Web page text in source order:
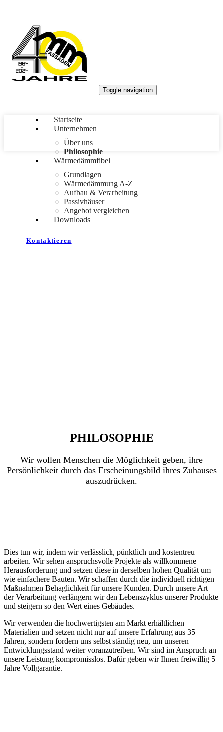
Toggle navigation
Startseite
Unternehmen
Über uns
Philosophie
Wärmedämmfibel
Grundlagen
Wärmedämmung A-Z
Aufbau & Verarbeitung
Passivhäuser
Angebot vergleichen
Downloads
Kontaktieren
PHILOSOPHIE
Wir wollen Menschen die Möglichkeit geben, ihre
Persönlichkeit durch das Erscheinungsbild ihres Zuhauses
auszudrücken.
Dies tun wir, indem wir verlässlich, pünktlich und kostentreu
arbeiten. Wir sehen anspruchsvolle Projekte als willkommene
Herausforderung und setzen diese in derselben hohen Qualität um
wie einfachere Bauten. Wir schaffen durch die individuell richtigen
Maßnahmen Behaglichkeit für unsere Kunden. Durch unsere Art
der Verarbeitung verlängern wir den Lebenszyklus unserer Produkte
und steigern so den Wert eines Gebäudes.
Wir verwenden die hochwertigsten am Markt erhältlichen
Materialien und setzen nicht nur auf unsere Erfahrung aus 35
Jahren, sondern fordern uns selbst ständig neu, um unseren
Entwicklungsstand weiter voranzutreiben. Wir sind im Anspruch an
unsere Leistung kompromisslos. Dafür geben wir Ihnen freiwillig 5
Jahre Vollgarantie.